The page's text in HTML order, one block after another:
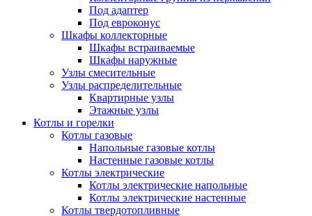
Под адаптер
Под евроконус
Шкафы коллекторные
Шкафы встраиваемые
Шкафы наружные
Узлы смесительные
Узлы распределительные
Квартирные узлы
Этажные узлы
Котлы и горелки
Котлы газовые
Напольные газовые котлы
Настенные газовые котлы
Котлы электрические
Котлы электрические напольные
Котлы электрические настенные
Котлы твердотопливные